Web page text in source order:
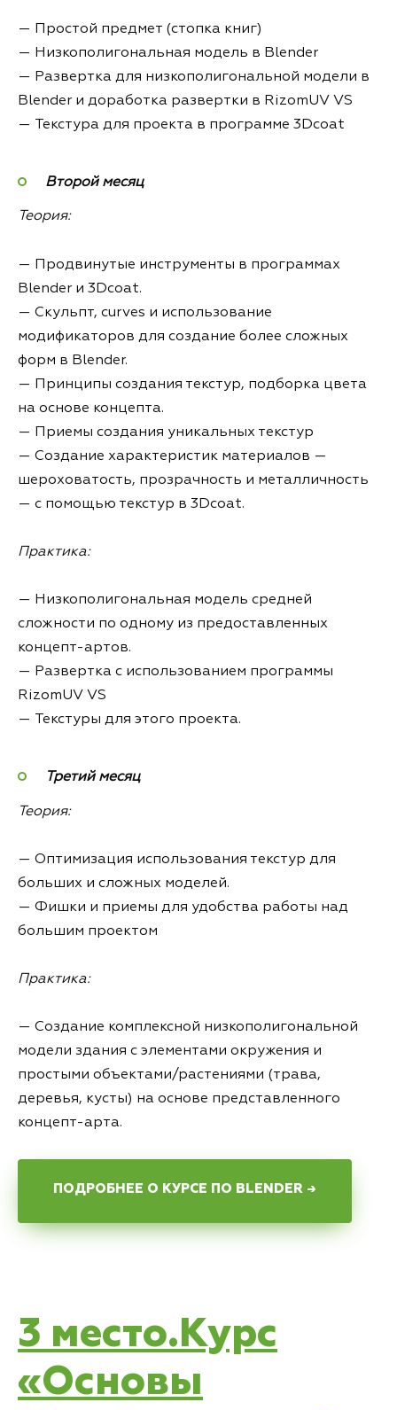
— Простой предмет (стопка книг)
— Низкополигональная модель в Blender
— Развертка для низкополигональной модели в
Blender и доработка развертки в RizomUV VS
— Текстура для проекта в программе 3Dcoat
Второй месяц
Теория:
— Продвинутые инструменты в программах
Blender и 3Dcoat.
— Скульпт, curves и использование
модификаторов для создание более сложных
форм в Blender.
— Принципы создания текстур, подборка цвета
на основе концепта.
— Приемы создания уникальных текстур
— Создание характеристик материалов —
шероховатость, прозрачность и металличность
— с помощью текстур в 3Dcoat.
Практика:
— Низкополигональная модель средней
сложности по одному из предоставленных
концепт-артов.
— Развертка с использованием программы
RizomUV VS
— Текстуры для этого проекта.
Третий месяц
Теория:
— Оптимизация использования текстур для
больших и сложных моделей.
— Фишки и приемы для удобства работы над
большим проектом
Практика:
— Создание комплексной низкополигональной
модели здания с элементами окружения и
простыми объектами/растениями (трава,
деревья, кусты) на основе представленного
концепт-арта.
ПОДРОБНЕЕ О КУРСЕ ПО BLENDER →
3 место.Курс
«Основы